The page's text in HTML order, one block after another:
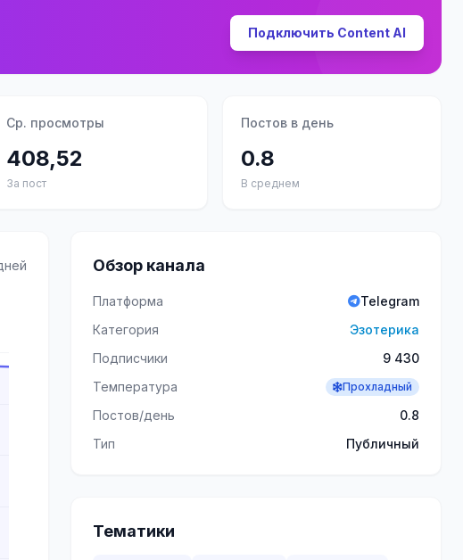
Подключить Content AI
Ср. просмотры
408,52
За пост
Постов в день
0.8
В среднем
Обзор канала
Платформа
Telegram
Категория
Эзотерика
Подписчики
9 430
Температура
Прохладный
Постов/день
0.8
Тип
Публичный
Тематики